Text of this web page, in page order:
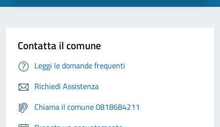
Contatta il comune
Leggi le domande frequenti
Richiedi Assistenza
Chiama il comune 0818684211